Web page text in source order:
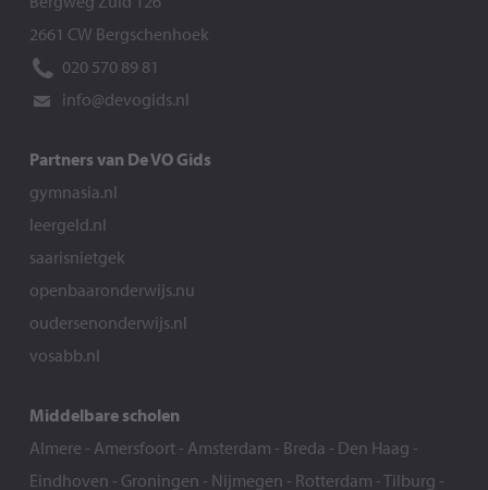
2661 CW Bergschenhoek
020 570 89 81
info@devogids.nl
Partners van De VO Gids
gymnasia.nl
leergeld.nl
saarisnietgek
openbaaronderwijs.nu
oudersenonderwijs.nl
vosabb.nl
Middelbare scholen
Almere - Amersfoort- Amsterdam - Breda - Den Haag -
Eindhoven - Groningen - Nijmegen - Rotterdam -Tilburg -